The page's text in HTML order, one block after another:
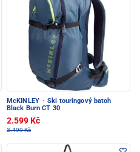
McKINLEY · Ski touringový batoh
Black Burn CT 30
2.599 Kč
3.499 Kč